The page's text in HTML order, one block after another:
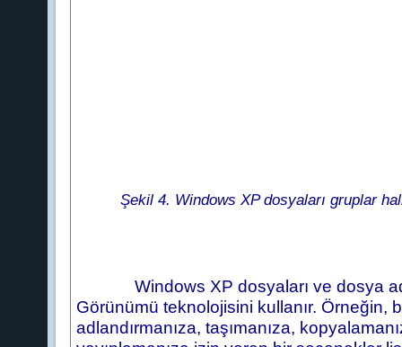
Şekil 4. Windows XP dosyaları gruplar
Windows XP dosyaları ve dosya
Görünümü teknolojisini kullanır. Örneğin,
adlandırmanıza, taşımanıza,